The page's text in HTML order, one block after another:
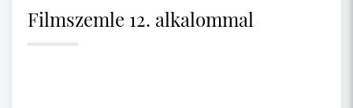
Filmszemle 12. alkalommal